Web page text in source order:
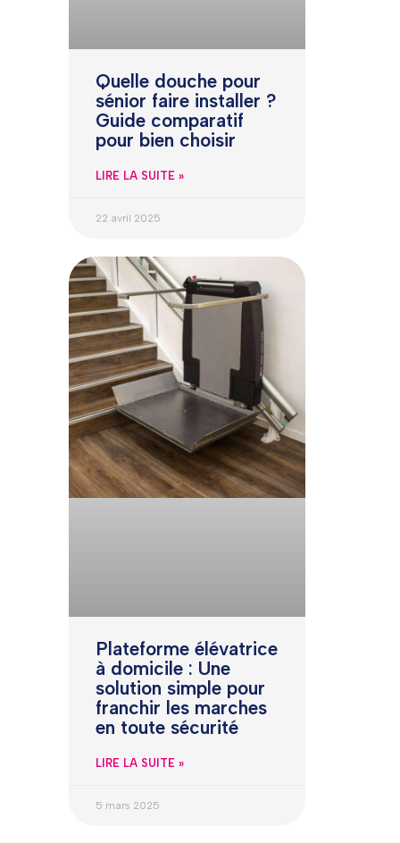
Quelle douche pour
sénior faire installer ?
Guide comparatif
pour bien choisir
LIRE LA SUITE »
22 avril 2025
Plateforme élévatrice
à domicile : Une
solution simple pour
franchir les marches
en toute sécurité
LIRE LA SUITE »
5 mars 2025